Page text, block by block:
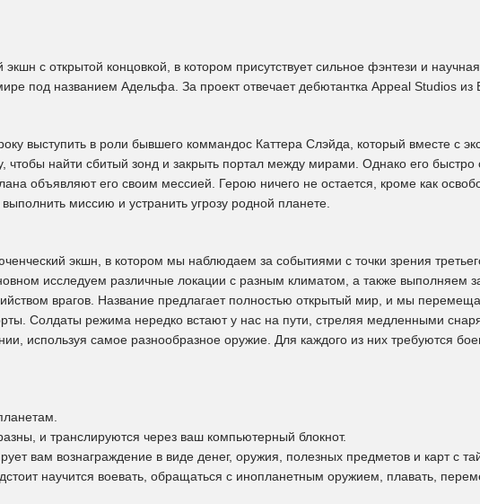
с открытой концовкой, в котором присутствует сильное фэнтези и
под названием Адельфа. За проект отвечает дебютантка Appeal Studios из
выступить в роли бывшего коммандос Каттера Слэйда, который вместе с
чтобы найти сбитый зонд и закрыть портал между мирами. Однако его быстро
объявляют его своим мессией. Герою ничего не остается, кроме как
миссию и устранить угрозу родной планете.
экшн, в котором мы наблюдаем за событиями с точки зрения
исследуем различные локации с разным климатом, а также выполняем
врагов. Название предлагает полностью открытый мир, и мы
Солдаты режима нередко встают у нас на пути, стреляя медленными
используя самое разнообразное оружие. Для каждого из них требуются
и транслируются через ваш компьютерный блокнот.
вам вознаграждение в виде денег, оружия, полезных предметов и карт с
научится воевать, обращаться с инопланетным оружием, плавать,